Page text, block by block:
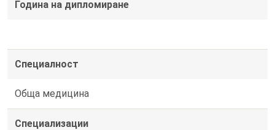
Година на дипломиране
Специалност
Обща медицина
Специализации